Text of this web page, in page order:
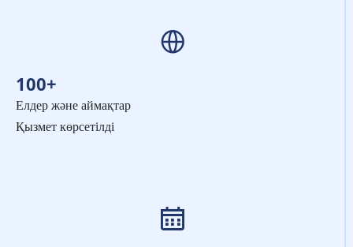
100+
Елдер және аймақтар
Қызмет көрсетілді